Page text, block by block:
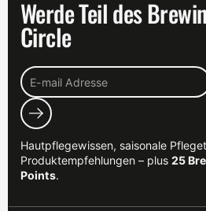
Werde Teil des
Circle
Abonnieren
Hautpflegewissen, saisonale
Produktempfehlungen – plus 25
Points.